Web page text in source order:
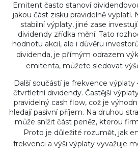
Emitent často stanoví
jakou část zisku pravidelně
stabilní výplaty, jiné zase
dividendy zřídka mění. Tato
hodnotu akcií, ale i důvěru
dividenda, je přímým odrazem
emitenta, můžete sledovat
Další součástí je frekvence výplaty
čtvrtletní dividendy. Častější
pravidelný cash flow, což je
hledají pasivní příjem. Na druhou
může snížit část peněz, kterou
Proto je důležité rozumět, jak
frekvenci a výši výplatyvyvažuje